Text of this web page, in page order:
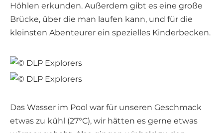
Höhlen erkunden. Außerdem gibt es eine große
Brücke, über die man laufen kann, und für die
kleinsten Abenteurer ein spezielles Kinderbecken.
Das Wasser im Pool war für unseren Geschmack
etwas zu kühl (27°C), wir hätten es gerne etwas